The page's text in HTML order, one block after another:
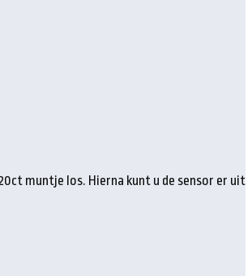
muntje los. Hierna kunt u de sensor er uit